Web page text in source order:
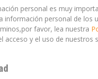
personal es muy
información personal de
favor, lea nuestra
acceso y el uso de